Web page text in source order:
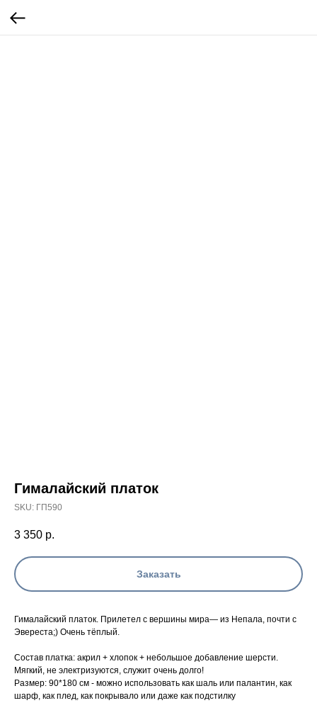
Гималайский платок
SKU: ГП590
3 350 р.
Заказать
Гималайский платок. Прилетел с вершины мира— из Непала, почти с
Эвереста;) Очень тёплый.
Состав платка: акрил + хлопок + небольшое добавление шерсти.
Мягкий, не электризуются, служит очень долго!
Размер: 90*180 см - можно использовать как шаль или палантин, как
шарф, как плед, как покрывало или даже как подстилку